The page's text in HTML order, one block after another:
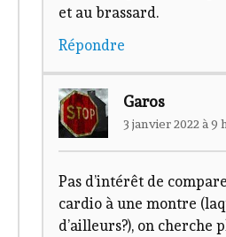
et au brassard.
Répondre
Garos
3 janvier 2022 à 9
Pas d’intérêt de
cardio à une montre
d’ailleurs?), on cherche